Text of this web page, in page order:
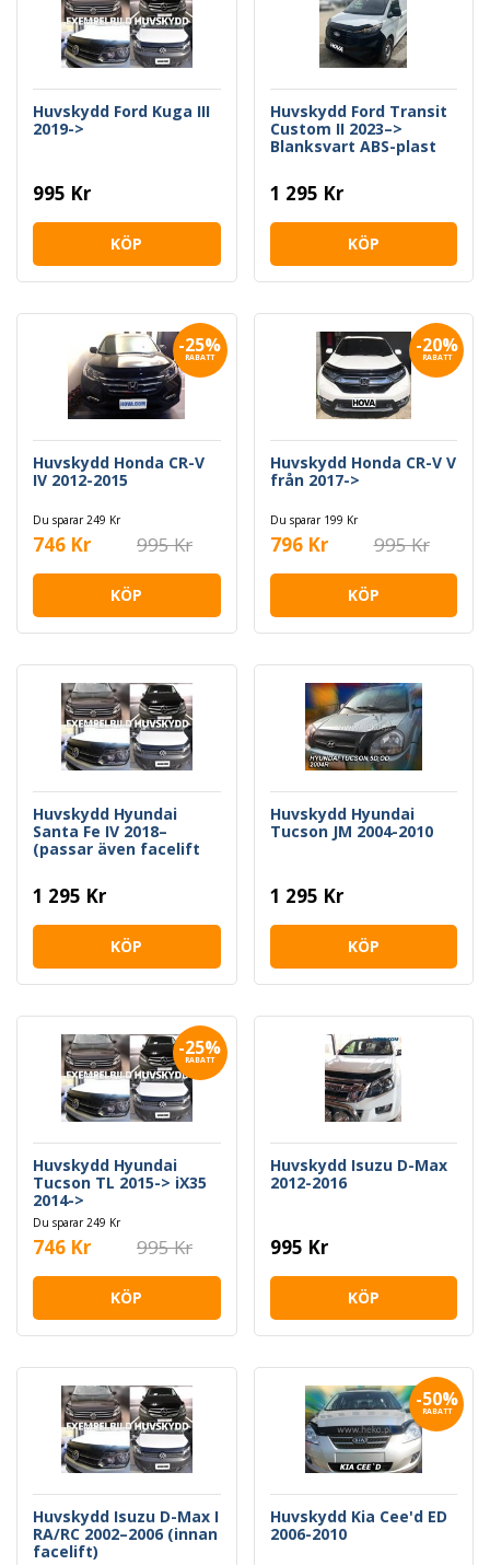
Huvskydd Ford Kuga III
2019->
995 Kr
KÖP
Huvskydd Ford Transit
Custom II 2023–>
Blanksvart ABS-plast
1 295 Kr
KÖP
-25%
RABATT
Huvskydd Honda CR-V
IV 2012-2015
Du sparar 249 Kr
746 Kr 995 Kr
KÖP
-20%
RABATT
Huvskydd Honda CR-V V
från 2017->
Du sparar 199 Kr
796 Kr 995 Kr
KÖP
Huvskydd Hyundai
Santa Fe IV 2018–
(passar även facelift
1 295 Kr
KÖP
Huvskydd Hyundai
Tucson JM 2004-2010
1 295 Kr
KÖP
-25%
RABATT
Huvskydd Hyundai
Tucson TL 2015-> iX35
2014->
Du sparar 249 Kr
746 Kr 995 Kr
KÖP
Huvskydd Isuzu D-Max
2012-2016
995 Kr
KÖP
Huvskydd Isuzu D-Max I
RA/RC 2002–2006 (innan
facelift)
-50%
RABATT
Huvskydd Kia Cee'd ED
2006-2010